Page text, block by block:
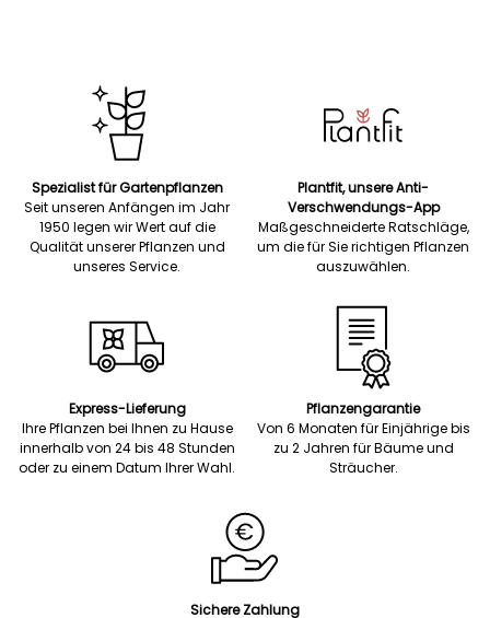
Spezialist für Gartenpflanzen
Seit unseren Anfängen im Jahr
1950 legen wir Wert auf die
Qualität unserer Pflanzen und
unseres Service.
Plantfit, unsere Anti-
Verschwendungs-App
Maßgeschneiderte Ratschläge,
um die für Sie richtigen Pflanzen
auszuwählen.
Express-Lieferung
Ihre Pflanzen bei Ihnen zu Hause
innerhalb von 24 bis 48 Stunden
oder zu einem Datum Ihrer Wahl.
Pflanzengarantie
Von 6 Monaten für Einjährige bis
zu 2 Jahren für Bäume und
Sträucher.
Sichere Zahlung